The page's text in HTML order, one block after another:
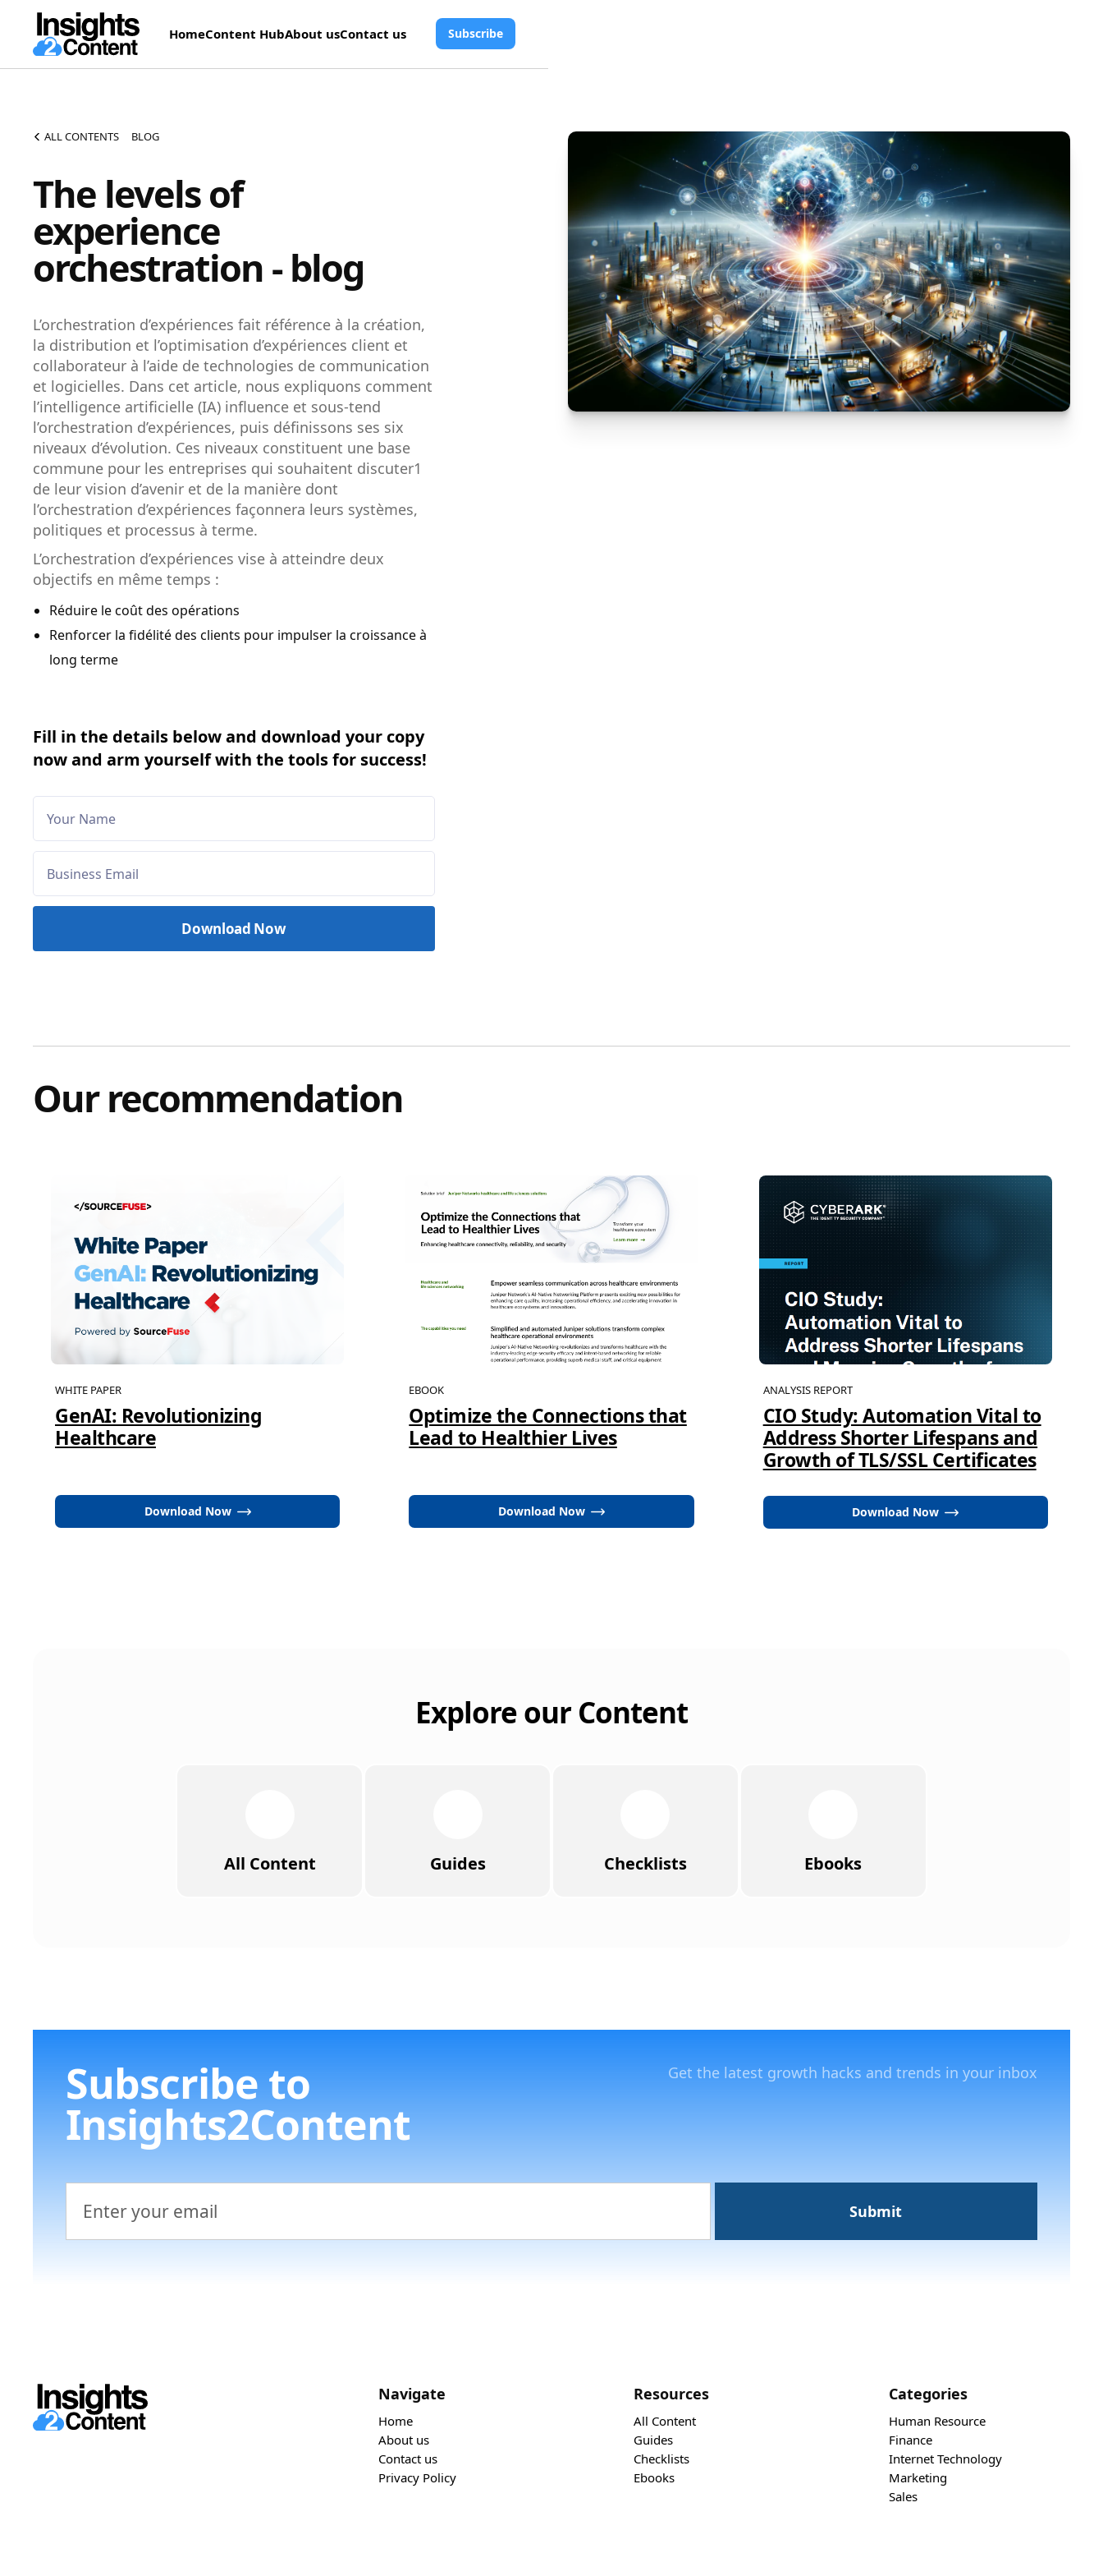
HomeContent HubAbout usContact us Subscribe
ALL CONTENTS BLOG
The levels of
experience
orchestration - blog
L’orchestration d’expériences fait référence à la création,
la distribution et l’optimisation d’expériences client et
collaborateur à l’aide de technologies de communication
et logicielles. Dans cet article, nous expliquons comment
l’intelligence artificielle (IA) influence et sous-tend
l’orchestration d’expériences, puis définissons ses six
niveaux d’évolution. Ces niveaux constituent une base
commune pour les entreprises qui souhaitent discuter1
de leur vision d’avenir et de la manière dont
l’orchestration d’expériences façonnera leurs systèmes,
politiques et processus à terme.
L’orchestration d’expériences vise à atteindre deux
objectifs en même temps :
Réduire le coût des opérations
Renforcer la fidélité des clients pour impulser la croissance à
long terme
Fill in the details below and download your copy
now and arm yourself with the tools for success!
Our recommendation
WHITE PAPER
GenAI: Revolutionizing
Healthcare
Download Now
EBOOK
Optimize the Connections that
Lead to Healthier Lives
Download Now
ANALYSIS REPORT
CIO Study: Automation Vital to
Address Shorter Lifespans and
Growth of TLS/SSL Certificates
Download Now
Explore our Content
All Content Guides Checklists Ebooks
Subscribe to
Insights2Content
Get the latest growth hacks and trends in your inbox
Navigate
Home
About us
Contact us
Privacy Policy
Resources
All Content
Guides
Checklists
Ebooks
Categories
Human Resource
Finance
Internet Technology
Marketing
Sales